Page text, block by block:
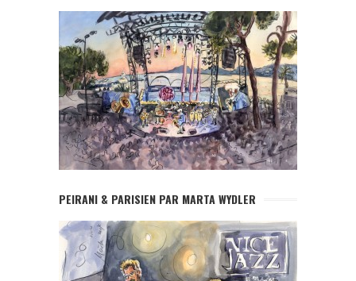
PEIRANI & PARISIEN PAR MARTA WYDLER